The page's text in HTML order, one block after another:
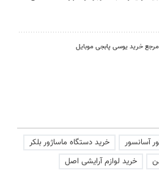
خرید یوسی پابجی موبایل
آسانسور
خرید دستگاه ماساژور بلکر
خرید لوازم آرایشی اصل